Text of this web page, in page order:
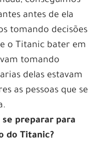
antes de ela
tomando decisões
o Titanic bater em
tomando
delas estavam
as pessoas que se
preparar para
do Titanic?